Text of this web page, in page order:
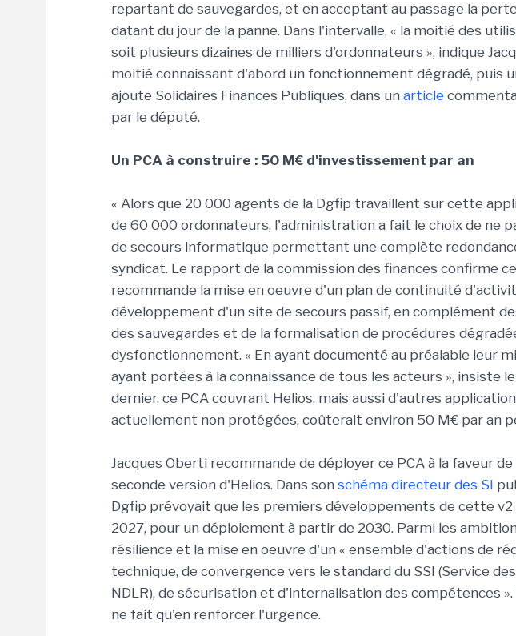
repartant de sauvegardes, et en acceptant au passage la
datant du jour de la panne. Dans l'intervalle, « la moitié des
soit plusieurs dizaines de milliers d'ordonnateurs », indique
moitié connaissant d'abord un fonctionnement dégradé, puis
ajoute Solidaires Finances Publiques, dans un article
par le député.
Un PCA à construire : 50 M€ d'investissement par an
« Alors que 20 000 agents de la Dgfip travaillent sur cette
de 60 000 ordonnateurs, l'administration a fait le choix de ne
de secours informatique permettant une complète
syndicat. Le rapport de la commission des finances confirme
recommande la mise en oeuvre d'un plan de continuité
développement d'un site de secours passif, en complément
des sauvegardes et de la formalisation de procédures
dysfonctionnement. « En ayant documenté au préalable leur
ayant portées à la connaissance de tous les acteurs », insiste
dernier, ce PCA couvrant Helios, mais aussi d'autres
actuellement non protégées, coûterait environ 50 M€ par an
Jacques Oberti recommande de déployer ce PCA à la faveur
seconde version d'Helios. Dans son schéma directeur des SI
Dgfip prévoyait que les premiers développements de cette
2027, pour un déploiement à partir de 2030. Parmi les
résilience et la mise en oeuvre d'un « ensemble d'actions de
technique, de convergence vers le standard du SSI (Service
NDLR), de sécurisation et d'internalisation des compétences
ne fait qu'en renforcer l'urgence.